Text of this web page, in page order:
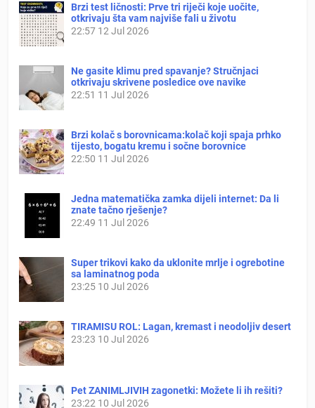
Brzi test ličnosti: Prve tri riječi koje uočite,
otkrivaju šta vam najviše fali u životu
22:57 12 Jul 2026
Ne gasite klimu pred spavanje? Stručnjaci
otkrivaju skrivene posledice ove navike
22:51 11 Jul 2026
Brzi kolač s borovnicama:kolač koji spaja prhko
tijesto, bogatu kremu i sočne borovnice
22:50 11 Jul 2026
Jedna matematička zamka dijeli internet: Da li
znate tačno rješenje?
22:49 11 Jul 2026
Super trikovi kako da uklonite mrlje i ogrebotine
sa laminatnog poda
23:25 10 Jul 2026
TIRAMISU ROL: Lagan, kremast i neodoljiv desert
23:23 10 Jul 2026
Pet ZANIMLJIVIH zagonetki: Možete li ih rešiti?
23:22 10 Jul 2026